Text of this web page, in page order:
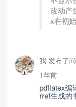
改动产
x在初
我 发布了
1年前
pdflatex编
rref生成的